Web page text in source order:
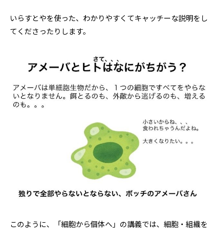
いらすとやを使った、わかりやすくてキャッチーな説明をし
てくださったりします。
このように、「細胞から個体へ」の講義では、細胞・組織を